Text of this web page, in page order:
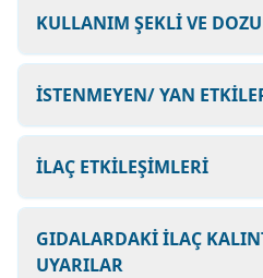
KULLANIM ŞEKLİ VE DOZU
İSTENMEYEN/ YAN
İLAÇ ETKİLEŞİMLERİ
GIDALARDAKİ İLAÇ
UYARILAR